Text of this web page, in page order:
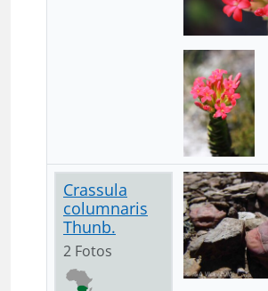
Crassula
columnaris
Thunb.
2 Fotos